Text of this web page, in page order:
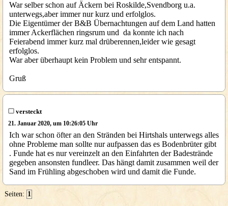
War selber schon auf Äckern bei Roskilde,Svendborg u.a.
unterwegs,aber immer nur kurz und erfolglos.
Die Eigentümer der B&B Übernachtungen auf dem Land hatten
immer Ackerflächen ringsrum und da konnte ich nach
Feierabend immer kurz mal drüberennen,leider wie gesagt
erfolglos.
War aber überhaupt kein Problem und sehr entspannt.
Gruß
versteckt
21. Januar 2020, um 10:26:05 Uhr
Ich war schon öfter an den Stränden bei Hirtshals unterwegs alles
ohne Probleme man sollte nur aufpassen das es Bodenbrüter gibt
. Funde hat es nur vereinzelt an den Einfahrten der Badestrände
gegeben ansonsten fundleer. Das hängt damit zusammen weil der
Sand im Frühling abgeschoben wird und damit die Funde.
Seiten: 1